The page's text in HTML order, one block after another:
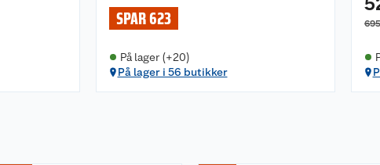
SPAR 623
På lager (+20)
På lager i 56 butikker
695